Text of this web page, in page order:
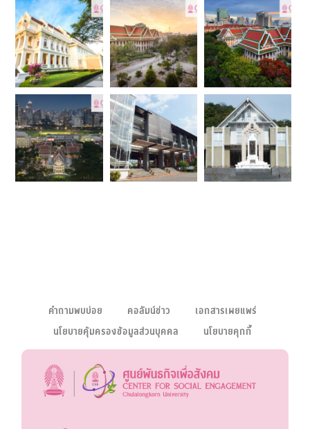
คำถามพบบ่อย คอลัมน์ข่าว
เอกสารเผยแพร่
นโยบายคุ้มครองข้อมูลส่วนบุคคล
นโยบายคุกกี้